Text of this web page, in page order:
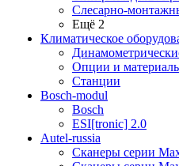
Слесарно-
Ещё 2
Климатическое
Опции и
Станции
Bosch-modul
Bosch
ESI[tronic] 2.0
Autel-russia
Сканеры серии